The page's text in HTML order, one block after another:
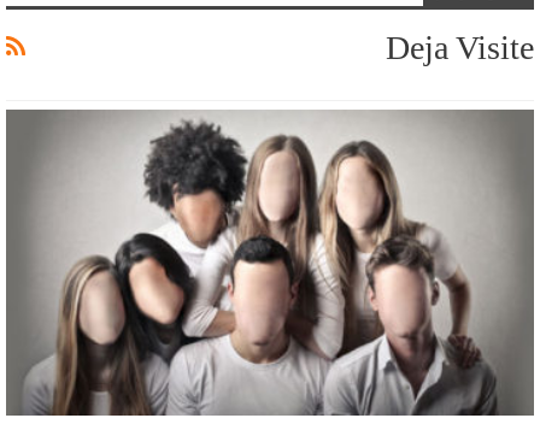
Deja Visite